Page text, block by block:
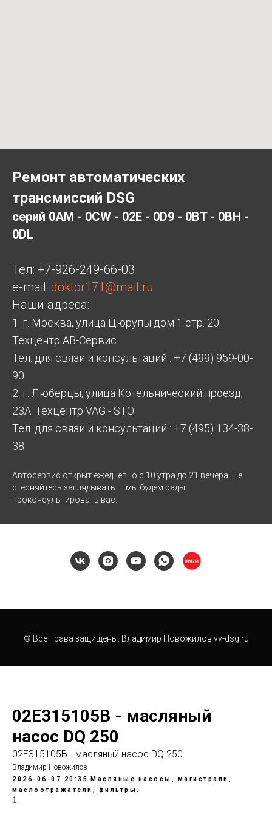
Ремонт автоматических
трансмиссий DSG
серий 0AM - 0CW - 02E - 0D9 - 0BT - 0BH -
0DL
Тел: +7-926-249-66-03
e-mail: doktor171@mail.ru
Наши адреса:
1. г. Москва, улица Цюрупы дом 1 стр. 20.
Техцентр АВ-Сервис
Тел. для связи и консультаций : +7 (499) 959-00-
90
2. г. Люберцы, улица Котельнический проезд,
23А. Техцентр VAG - STO
Тел. для связи и консультаций : +7 (495) 134-38-
38
Автосервис открыт ежедневно с 10 утра до 21 вечера. Не
стесняйтесь заглядывать — мы будем рады
проконсультировать вас.
© Все права защищены. Владимир Новожилов vv-dsg.ru
02E315105B - масляный
насос DQ 250
02E315105B - масляный насос DQ 250
Владимир Новожилов
2026-06-07 20:35
Масляные насосы, магистрали,
маслоотражатели, фильтры.
1